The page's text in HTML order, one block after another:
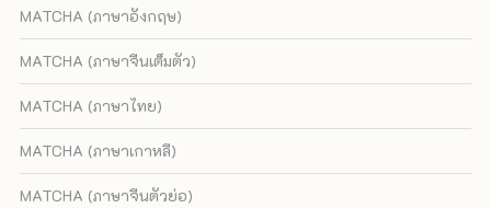
MATCHA (ภาษาอังกฤษ)
MATCHA (ภาษาจีนเต็มตัว)
MATCHA (ภาษาไทย)
MATCHA (ภาษาเกาหลี)
MATCHA (ภาษาจีนตัวย่อ)